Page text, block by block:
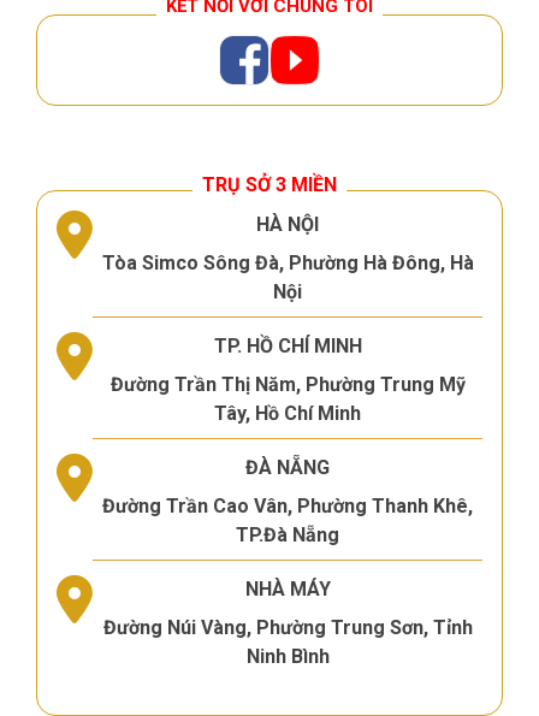
KẾT NỐI VỚI CHÚNG TÔI
TRỤ SỞ 3 MIỀN
HÀ NỘI
Tòa Simco Sông Đà, Phường Hà Đông, Hà
Nội
TP. HỒ CHÍ MINH
Đường Trần Thị Năm, Phường Trung Mỹ
Tây, Hồ Chí Minh
ĐÀ NẴNG
Đường Trần Cao Vân, Phường Thanh Khê,
TP.Đà Nẵng
NHÀ MÁY
Đường Núi Vàng, Phường Trung Sơn, Tỉnh
Ninh Bình